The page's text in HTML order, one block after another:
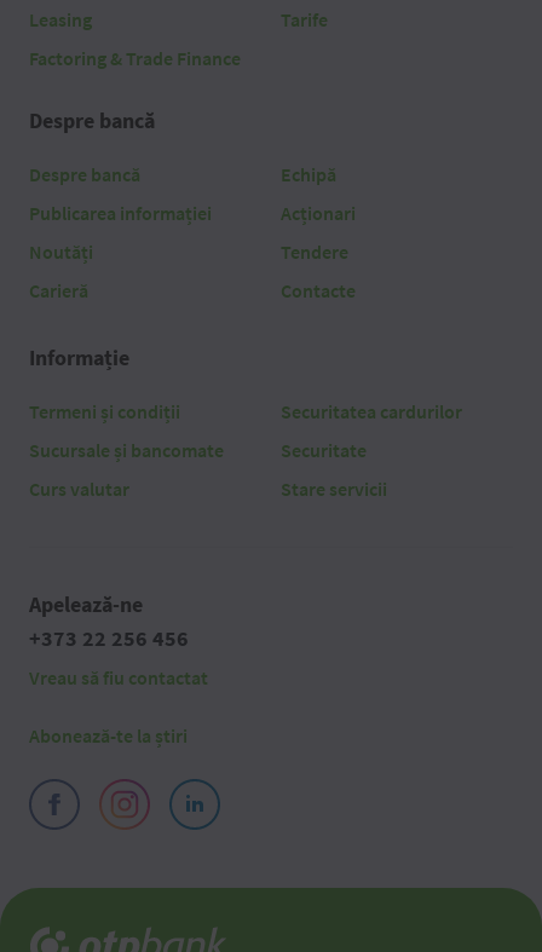
Leasing
Factoring & Trade Finance
Tarife
Despre bancă
Despre bancă
Publicarea informației
Noutăți
Carieră
Echipă
Acționari
Tendere
Contacte
Informație
Termeni și condiții
Sucursale și bancomate
Curs valutar
Securitatea cardurilor
Securitate
Stare servicii
Apelează-ne
+373 22 256 456
Vreau să fiu contactat
Abonează-te la știri